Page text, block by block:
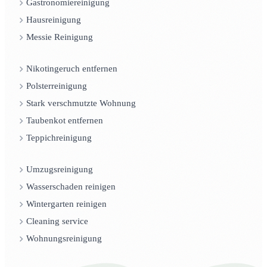
Gastronomiereinigung
Hausreinigung
Messie Reinigung
Nikotingeruch entfernen
Polsterreinigung
Stark verschmutzte Wohnung
Taubenkot entfernen
Teppichreinigung
Umzugsreinigung
Wasserschaden reinigen
Wintergarten reinigen
Cleaning service
Wohnungsreinigung